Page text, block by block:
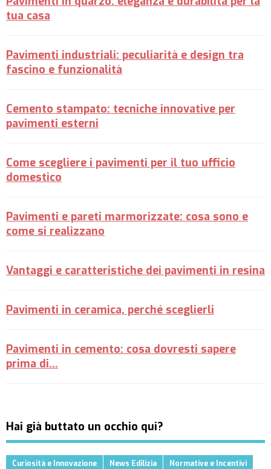
tua casa
Pavimenti industriali: peculiarità e design tra
fascino e funzionalità
Cemento stampato: tecniche innovative per
pavimenti esterni
Come scegliere i pavimenti per il tuo ufficio
domestico
Pavimenti e pareti marmorizzate: cosa sono e
come si realizzano
Vantaggi e caratteristiche dei pavimenti in resina
Pavimenti in ceramica, perché sceglierli
Pavimenti in cemento: cosa dovresti sapere
prima di...
Hai già buttato un occhio qui?
Curiosità e Innovazione News Edilizia Normative e Incentivi